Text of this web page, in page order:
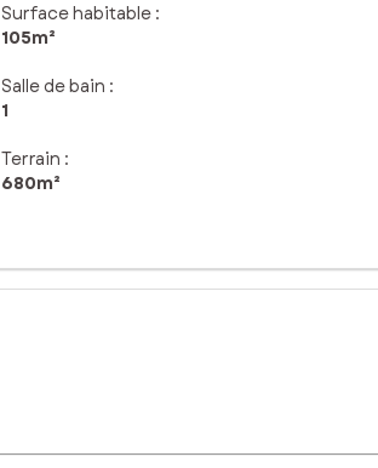
Surface habitable :
105m²
Salle de bain :
1
Terrain :
680m²